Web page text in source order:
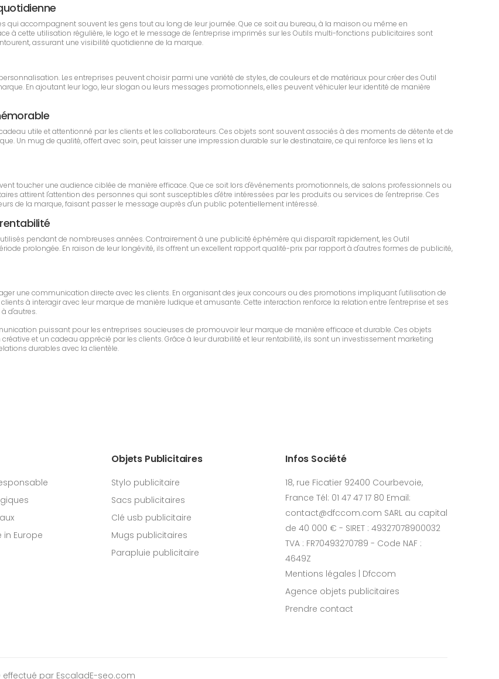
qui accompagnent souvent les gens tout au long de leur journée. Que ce soit au bureau, à la maison ou même en
à cette utilisation régulière, le logo et le message de l'entreprise imprimés sur les Outils multi-fonctions publicitaires sont
assurant une visibilité quotidienne de la marque.
Les entreprises peuvent choisir parmi une variété de styles, de couleurs et de matériaux pour créer des Outil
En ajoutant leur logo, leur slogan ou leurs messages promotionnels, elles peuvent véhiculer leur identité de manière
utile et attentionné par les clients et les collaborateurs. Ces objets sont souvent associés à des moments de détente et de
Un mug de qualité, offert avec soin, peut laisser une impression durable sur le destinataire, ce qui renforce les liens et la
toucher une audience ciblée de manière efficace. Que ce soit lors d'événements promotionnels, de salons professionnels ou
attirent l'attention des personnes qui sont susceptibles d'être intéressées par les produits ou services de l'entreprise. Ces
de la marque, faisant passer le message auprès d'un public potentiellement intéressé.
pendant de nombreuses années. Contrairement à une publicité éphémère qui disparaît rapidement, les Outil
prolongée. En raison de leur longévité, ils offrent un excellent rapport qualité-prix par rapport à d'autres formes de publicité,
une communication directe avec les clients. En organisant des jeux concours ou des promotions impliquant l'utilisation de
à interagir avec leur marque de manière ludique et amusante. Cette interaction renforce la relation entre l'entreprise et ses
d'autres.
puissant pour les entreprises soucieuses de promouvoir leur marque de manière efficace et durable. Ces objets
et un cadeau apprécié par les clients. Grâce à leur durabilité et leur rentabilité, ils sont un investissement marketing
durables avec la clientèle.
Europe
Objets Publicitaires
Stylo publicitaire
Sacs publicitaires
Clé usb publicitaire
Mugs publicitaires
Parapluie publicitaire
Infos Société
18, rue Ficatier 92400 Courbevoie,
France Tél: 01 47 47 17 80 Email:
contact@dfccom.com SARL au capital
de 40 000 € - SIRET : 49327078900032
TVA : FR70493270789 - Code NAF :
4649Z
Mentions légales | Dfccom
Agence objets publicitaires
Prendre contact
effectué par EscaladE-seo.com